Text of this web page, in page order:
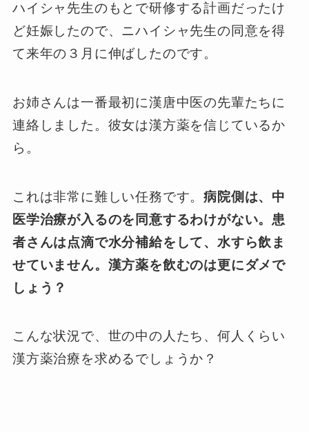
ハイシャ先生のもとで研修する計画だったけ
ど妊娠したので、ニハイシャ先生の同意を得
て来年の３月に伸ばしたのです。
お姉さんは一番最初に漢唐中医の先輩たちに
連絡しました。彼女は漢方薬を信じているか
ら。
これは非常に難しい任務です。病院側は、中
医学治療が入るのを同意するわけがない。 患
者さんは点滴で水分補給をして、水すら飲ま
せていません。漢方薬を飲むのは更にダメで
しょう？
こんな状況で、世の中の人たち、何人くらい
漢方薬治療を求めるでしょうか？